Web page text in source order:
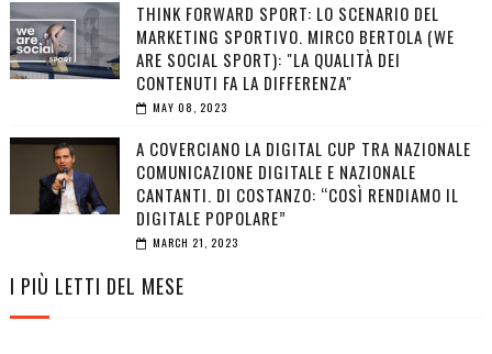
THINK FORWARD SPORT: LO SCENARIO DEL
MARKETING SPORTIVO. MIRCO BERTOLA (WE
ARE SOCIAL SPORT): "LA QUALITÀ DEI
CONTENUTI FA LA DIFFERENZA"
MAY 08, 2023
A COVERCIANO LA DIGITAL CUP TRA NAZIONALE
COMUNICAZIONE DIGITALE E NAZIONALE
CANTANTI. DI COSTANZO: “COSÌ RENDIAMO IL
DIGITALE POPOLARE”
MARCH 21, 2023
I PIÙ LETTI DEL MESE